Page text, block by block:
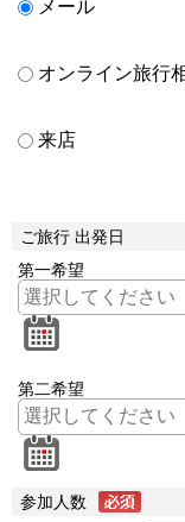
メール
オンライン旅行
来店
ご旅行 出発日
第一希望
第二希望
参加人数